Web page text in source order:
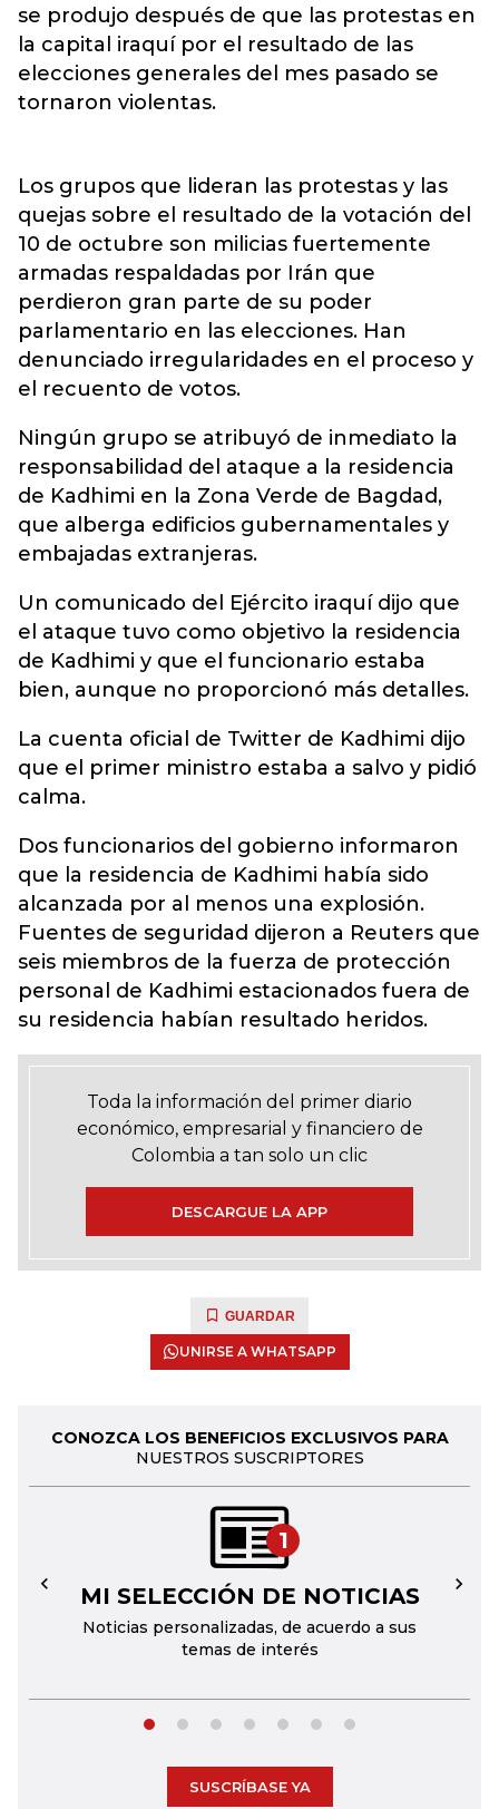
se produjo después de que las protestas en
la capital iraquí por el resultado de las
elecciones generales del mes pasado se
tornaron violentas.
Los grupos que lideran las protestas y las
quejas sobre el resultado de la votación del
10 de octubre son milicias fuertemente
armadas respaldadas por Irán que
perdieron gran parte de su poder
parlamentario en las elecciones. Han
denunciado irregularidades en el proceso y
el recuento de votos.
Ningún grupo se atribuyó de inmediato la
responsabilidad del ataque a la residencia
de Kadhimi en la Zona Verde de Bagdad,
que alberga edificios gubernamentales y
embajadas extranjeras.
Un comunicado del Ejército iraquí dijo que
el ataque tuvo como objetivo la residencia
de Kadhimi y que el funcionario estaba
bien, aunque no proporcionó más detalles.
La cuenta oficial de Twitter de Kadhimi dijo
que el primer ministro estaba a salvo y pidió
calma.
Dos funcionarios del gobierno informaron
que la residencia de Kadhimi había sido
alcanzada por al menos una explosión.
Fuentes de seguridad dijeron a Reuters que
seis miembros de la fuerza de protección
personal de Kadhimi estacionados fuera de
su residencia habían resultado heridos.
Toda la información del primer diario
económico, empresarial y financiero de
Colombia a tan solo un clic
DESCARGUE LA APP
GUARDAR
UNIRSE A WHATSAPP
CONOZCA LOS BENEFICIOS EXCLUSIVOS PARA
NUESTROS SUSCRIPTORES
1
MI SELECCIÓN DE NOTICIAS
Noticias personalizadas, de acuerdo a sus
temas de interés
← →
SUSCRÍBASE YA